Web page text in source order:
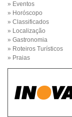
» Eventos
» Horóscopo
» Classificados
» Localização
» Gastronomia
» Roteiros Turísticos
» Praias